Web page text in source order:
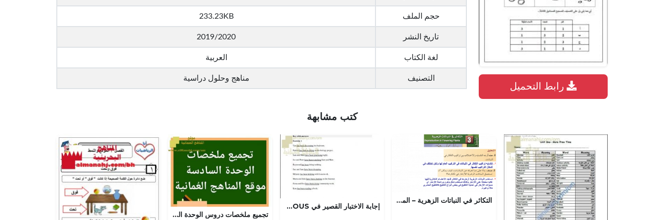
حجم الملف 233.23KB
تاريخ النشر 2019/2020
لغة الكتاب العربية
التصنيف مناهج وحلول دراسية
كتب مشابهة
التكاثر في النباتات الزهرية – المنهاج السعودي
إجابة الاختبار القصير في PRESENT PERFECT CONTINUOUS نموذج أول (لغة انجليزية) حلقة ثانية
تجميع ملخصات دروس الوحدة السادسة (علوم) الثامن